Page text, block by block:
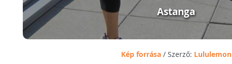
Astanga
Kép forrása / Szerző: Lululemon